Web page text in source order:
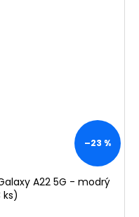
–23 %
A22 5G - modrý
ks)